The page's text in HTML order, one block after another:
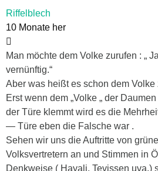
Riffelblech
10 Monate her
Man möchte dem Volke zurufen : „
vernünftig.“
Aber was heißt es schon dem Volke
Erst wenn dem „Volke „ der
der Türe klemmt wird es die
— Türe eben die Falsche war .
Sehen wir uns die Auftritte von
Volksvertretern an und Stimmen in
Denkweise ( Hayali, Tevissen uva.)